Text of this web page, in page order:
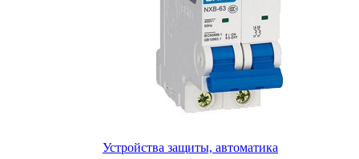
Устройства защиты, автоматика